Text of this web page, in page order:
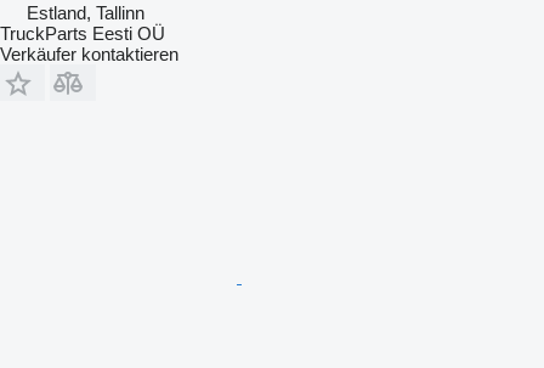
Estland, Tallinn
TruckParts Eesti OÜ
Verkäufer kontaktieren